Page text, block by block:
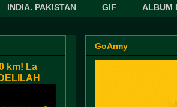
INDIA. PAKISTAN GIF ALBUM
GoArmy
km! La